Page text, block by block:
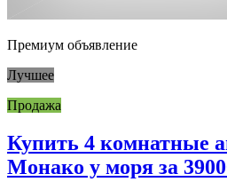
Премиум объявление
Лучшее
Продажа
Купить 4 комнатные
Монако у моря за